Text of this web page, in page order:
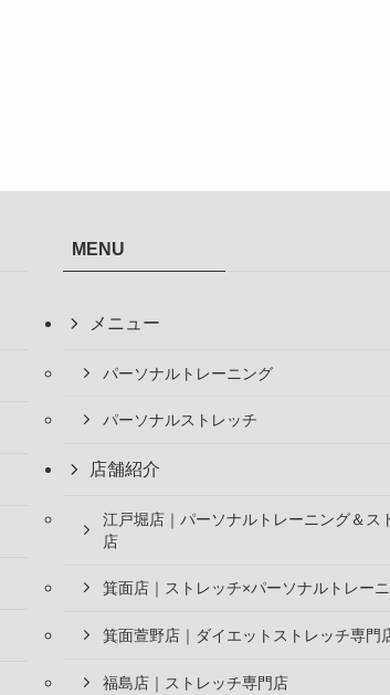
MENU
メニュー
パーソナルトレーニング
パーソナルストレッチ
店舗紹介
江戸堀店｜パーソナルトレーニング＆ス
店
箕面店｜ストレッチ×パーソナルトレー
箕面萱野店｜ダイエットストレッチ専門
福島店｜ストレッチ専門店